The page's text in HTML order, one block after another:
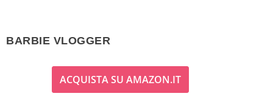
BARBIE VLOGGER
ACQUISTA SU AMAZON.IT